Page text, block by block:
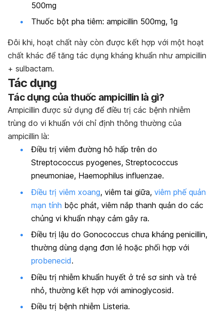
500mg
Thuốc bột pha tiêm: ampicillin 500mg, 1g
Đôi khi, hoạt chất này còn được kết hợp với một hoạt
chất khác để tăng tác dụng kháng khuẩn như ampicillin
+ sulbactam.
Tác dụng
Tác dụng của thuốc ampicillin là gì?
Ampicillin được sử dụng để điều trị các bệnh nhiễm
trùng do vi khuẩn với chỉ định thông thường của
ampicillin là:
Điều trị viêm đường hô hấp trên do
Streptococcus pyogenes, Streptococcus
pneumoniae, Haemophilus influenzae.
Điều trị viêm xoang, viêm tai giữa, viêm phế quản
mạn tính bộc phát, viêm nắp thanh quản do các
chủng vi khuẩn nhạy cảm gây ra.
Điều trị lậu do Gonococcus chưa kháng penicillin,
thường dùng dạng đơn lẻ hoặc phối hợp với
probenecid.
Điều trị nhiễm khuẩn huyết ở trẻ sơ sinh và trẻ
nhỏ, thường kết hợp với aminoglycosid.
Điều trị bệnh nhiễm Listeria.